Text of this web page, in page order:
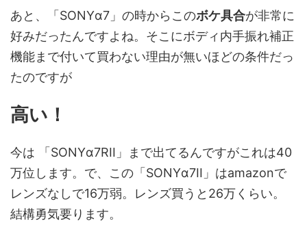
あと、「SONYα7」の時からこのボケ具合が非常に
好みだったんですよね。そこにボディ内手振れ補正
機能まで付いて買わない理由が無いほどの条件だっ
たのですが
高い！
今は 「SONYα7RII」まで出てるんですがこれは40
万位します。で、この「SONYα7II」はamazonで
レンズなしで16万弱。レンズ買うと26万くらい。
結構勇気要ります。